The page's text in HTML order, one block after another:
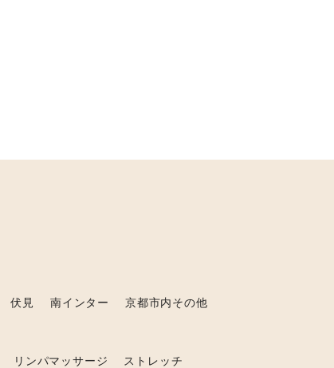
伏見 南インター
京都市内その他
リンパマッサージ ストレッチ